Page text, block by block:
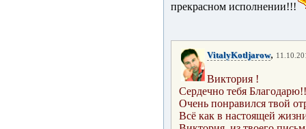
прекрасном исполнении!!!
VitalyKotljarow,
Виктория !
Сердечно тебя
Очень понравился твой
Всё как в настоящей